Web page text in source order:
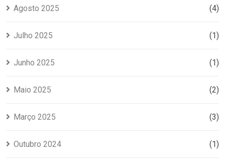
Agosto 2025 (4)
Julho 2025 (1)
Junho 2025 (1)
Maio 2025 (2)
Março 2025 (3)
Outubro 2024 (1)